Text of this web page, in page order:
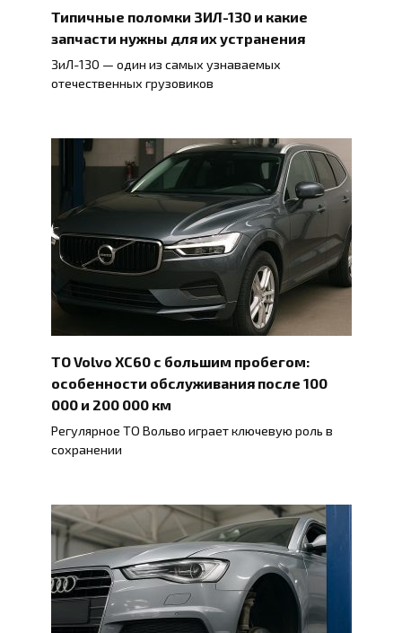
Типичные поломки ЗИЛ-130 и какие
запчасти нужны для их устранения
ЗиЛ-130 — один из самых узнаваемых
отечественных грузовиков
ТО Volvo XC60 с большим пробегом:
особенности обслуживания после 100
000 и 200 000 км
Регулярное ТО Вольво играет ключевую роль в
сохранении